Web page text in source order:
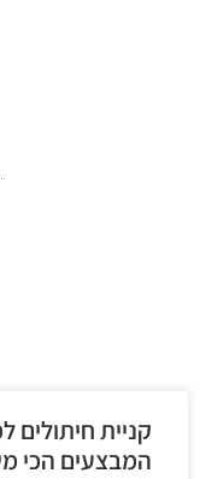
קניית חיתולים
המבצעים הכי